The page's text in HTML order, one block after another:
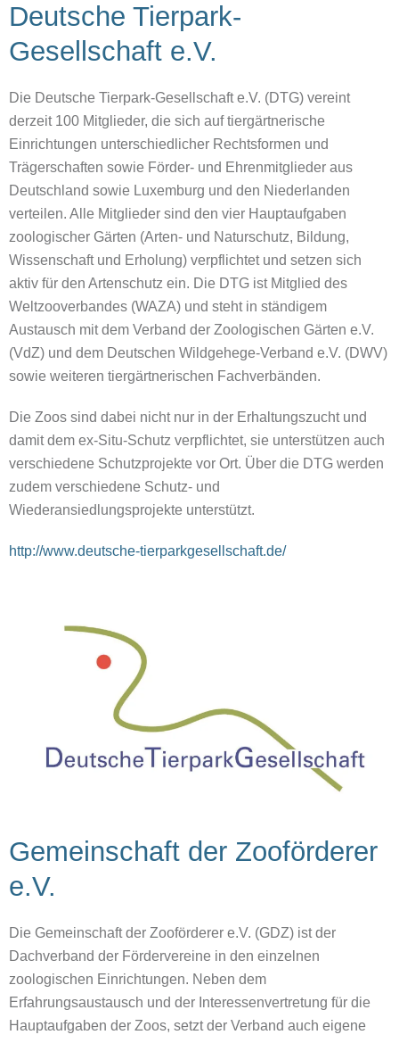
Deutsche Tierpark-
Gesellschaft e.V.
Die Deutsche Tierpark-Gesellschaft e.V. (DTG) vereint
derzeit 100 Mitglieder, die sich auf tiergärtnerische
Einrichtungen unterschiedlicher Rechtsformen und
Trägerschaften sowie Förder- und Ehrenmitglieder aus
Deutschland sowie Luxemburg und den Niederlanden
verteilen. Alle Mitglieder sind den vier Hauptaufgaben
zoologischer Gärten (Arten- und Naturschutz, Bildung,
Wissenschaft und Erholung) verpflichtet und setzen sich
aktiv für den Artenschutz ein. Die DTG ist Mitglied des
Weltzooverbandes (WAZA) und steht in ständigem
Austausch mit dem Verband der Zoologischen Gärten e.V.
(VdZ) und dem Deutschen Wildgehege-Verband e.V. (DWV)
sowie weiteren tiergärtnerischen Fachverbänden.
Die Zoos sind dabei nicht nur in der Erhaltungszucht und
damit dem ex-Situ-Schutz verpflichtet, sie unterstützen auch
verschiedene Schutzprojekte vor Ort. Über die DTG werden
zudem verschiedene Schutz- und
Wiederansiedlungsprojekte unterstützt.
http://www.deutsche-tierparkgesellschaft.de/
Gemeinschaft der Zooförderer
e.V.
Die Gemeinschaft der Zooförderer e.V. (GDZ) ist der
Dachverband der Fördervereine in den einzelnen
zoologischen Einrichtungen. Neben dem
Erfahrungsaustausch und der Interessenvertretung für die
Hauptaufgaben der Zoos, setzt der Verband auch eigene